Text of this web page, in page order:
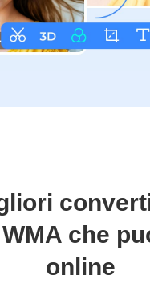
WMA che
online